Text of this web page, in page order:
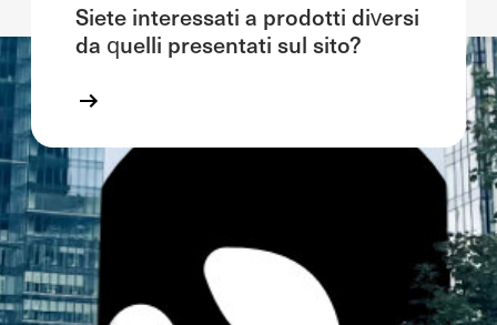
Siete interessati a prodotti diversi
da quelli presentati sul sito?